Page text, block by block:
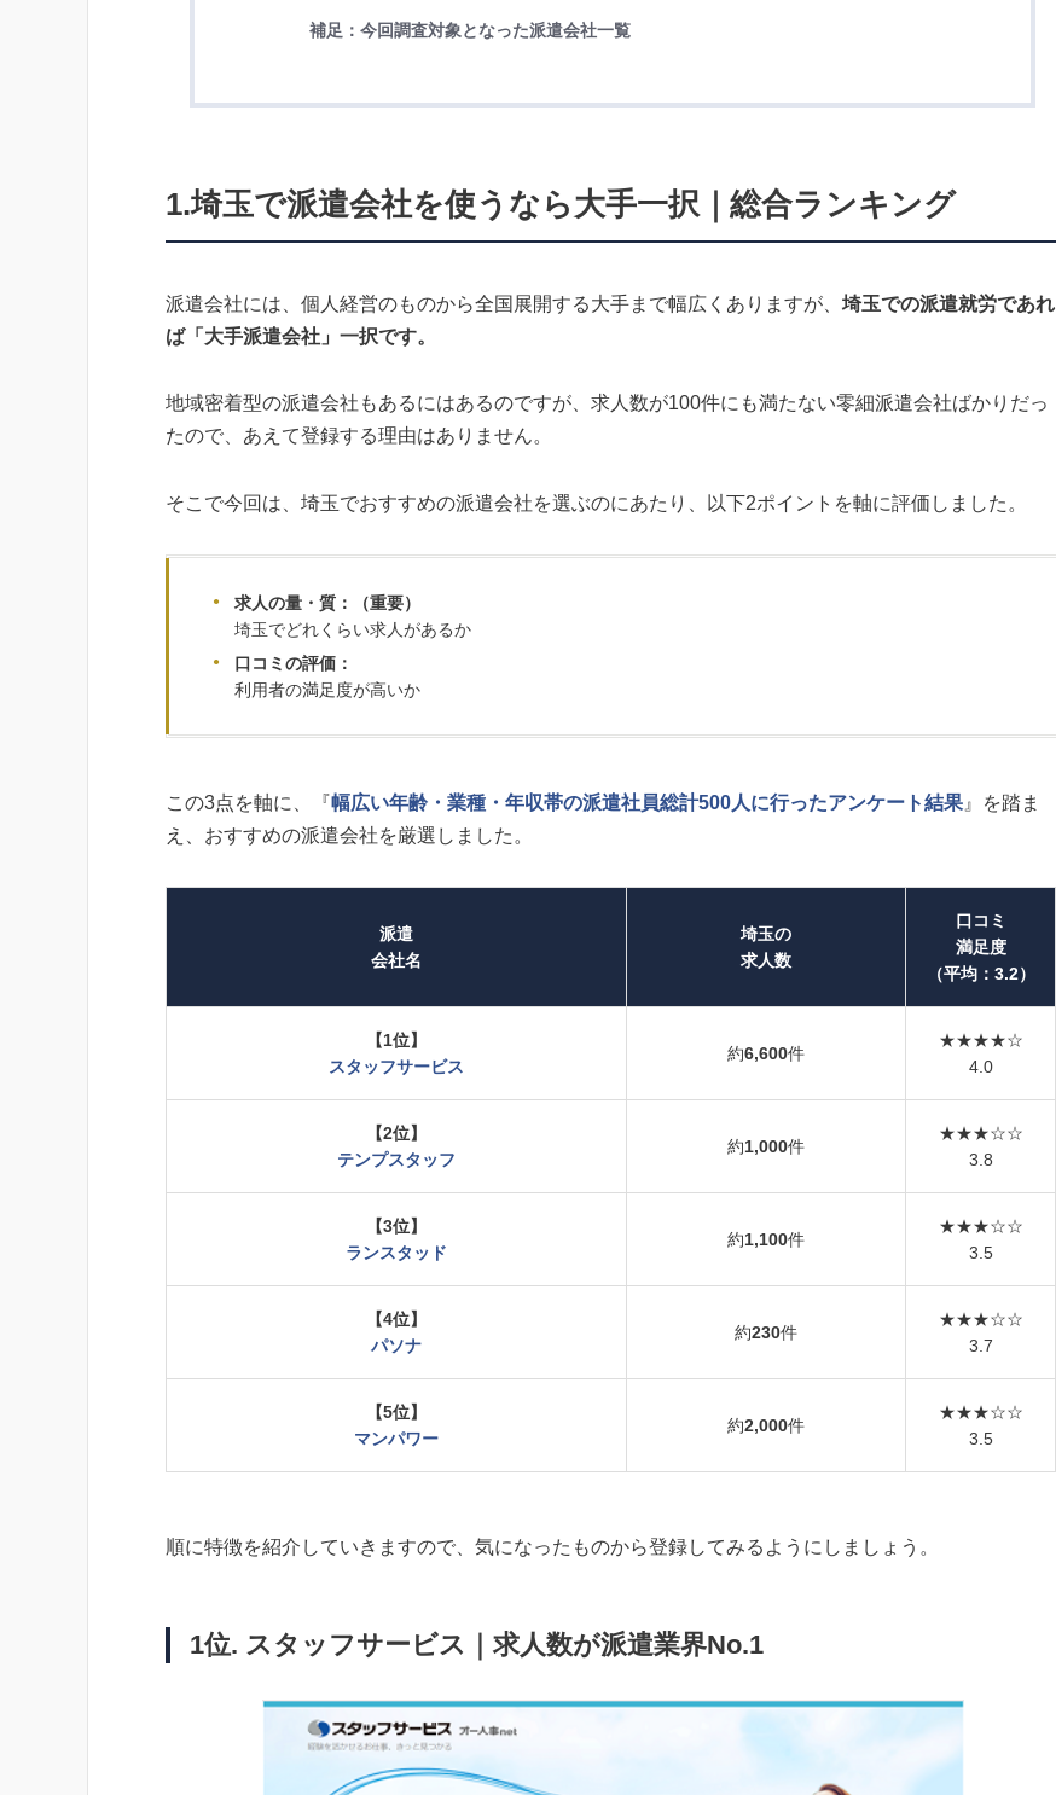
補足：今回調査対象となった派遣会社一覧
1.埼玉で派遣会社を使うなら大手一択｜総合ランキング
派遣会社には、個人経営のものから全国展開する大手まで幅広くありますが、 埼玉での派遣就労であれ
ば「大手派遣会社」一択です。
地域密着型の派遣会社もあるにはあるのですが、求人数が100件にも満たない零細派遣会社ばかりだっ
たので、あえて登録する理由はありません。
そこで今回は、埼玉でおすすめの派遣会社を選ぶのにあたり、以下2ポイントを軸に評価しました。
求人の量・質：（重要）
埼玉でどれくらい求人があるか
口コミの評価：
利用者の満足度が高いか
この3点を軸に、『幅広い年齢・業種・年収帯の派遣社員総計500人に行ったアンケート結果 』を踏ま
え、おすすめの派遣会社を厳選しました。
派遣
会社名
埼玉の
求人数
口コミ
満足度
（平均：3.2）
【1位】
スタッフサービス
約6,600件
★★★★☆
4.0
【2位】
テンプスタッフ
約1,000件
★★★☆☆
3.8
【3位】
ランスタッド
約1,100件
★★★☆☆
3.5
【4位】
パソナ
約230件
★★★☆☆
3.7
【5位】
マンパワー
約2,000件
★★★☆☆
3.5
順に特徴を紹介していきますので、気になったものから登録してみるようにしましょう。
1位. スタッフサービス｜求人数が派遣業界No.1